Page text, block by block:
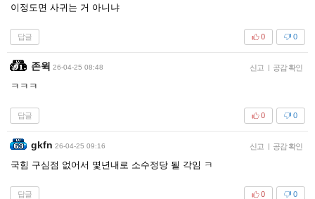
이정도면 사귀는 거 아니냐
답글 0
0
존윅 26-04-25 08:48 신고 | 공감 확인
ㅋㅋㅋ
답글 0
0
gkfn 26-04-25 09:16 신고 | 공감 확인
국힘 구심점 없어서 몇년내로 소수정당 될 각임 ㅋ
답글 0
0